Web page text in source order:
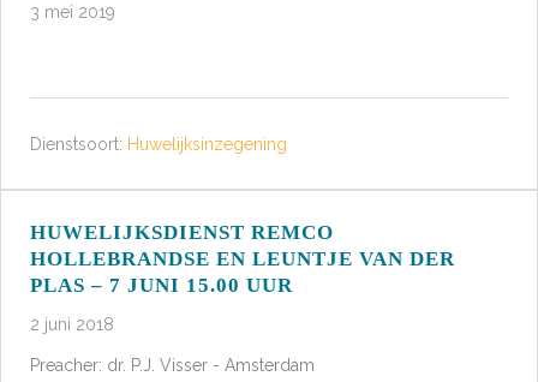
3 mei 2019
Dienstsoort: Huwelijksinzegening
HUWELIJKSDIENST REMCO
HOLLEBRANDSE EN LEUNTJE VAN DER
PLAS – 7 JUNI 15.00 UUR
2 juni 2018
Preacher: dr. P.J. Visser - Amsterdam